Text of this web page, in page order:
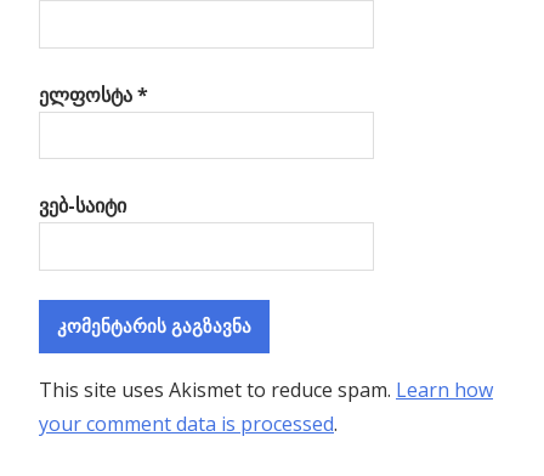
ელფოსტა*
ვებ-საიტი
This site uses Akismet to reduce spam. Learn how
your comment data is processed.